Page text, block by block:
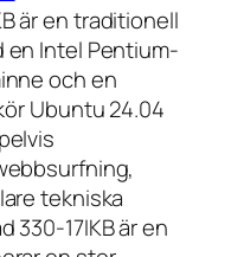
är en traditionell
en Intel Pentium-
och en
Ubuntu 24.04
tekniska
330-17IKB är en